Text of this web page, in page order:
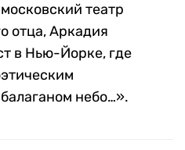
московский театр
отца, Аркадия
в Нью-Йорке, где
небо…».